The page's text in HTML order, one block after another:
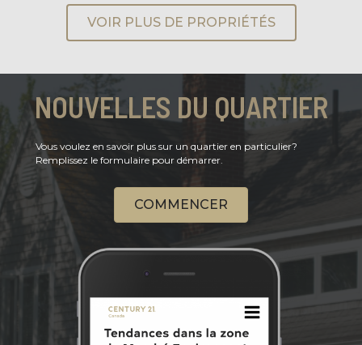
VOIR PLUS DE PROPRIÉTÉS
NOUVELLES DU QUARTIER
Vous voulez en savoir plus sur un quartier en particulier?
Remplissez le formulaire pour démarrer.
COMMENCER